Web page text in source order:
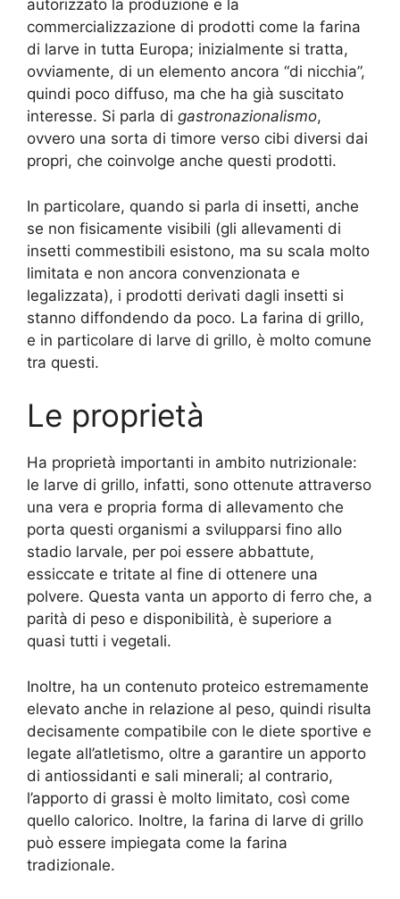
autorizzato la produzione e la
commercializzazione di prodotti come la farina
di larve in tutta Europa; inizialmente si tratta,
ovviamente, di un elemento ancora “di nicchia”,
quindi poco diffuso, ma che ha già suscitato
interesse. Si parla di gastronazionalismo,
ovvero una sorta di timore verso cibi diversi dai
propri, che coinvolge anche questi prodotti.
In particolare, quando si parla di insetti, anche
se non fisicamente visibili (gli allevamenti di
insetti commestibili esistono, ma su scala molto
limitata e non ancora convenzionata e
legalizzata), i prodotti derivati dagli insetti si
stanno diffondendo da poco. La farina di grillo,
e in particolare di larve di grillo, è molto comune
tra questi.
Le proprietà
Ha proprietà importanti in ambito nutrizionale:
le larve di grillo, infatti, sono ottenute attraverso
una vera e propria forma di allevamento che
porta questi organismi a svilupparsi fino allo
stadio larvale, per poi essere abbattute,
essiccate e tritate al fine di ottenere una
polvere. Questa vanta un apporto di ferro che, a
parità di peso e disponibilità, è superiore a
quasi tutti i vegetali.
Inoltre, ha un contenuto proteico estremamente
elevato anche in relazione al peso, quindi risulta
decisamente compatibile con le diete sportive e
legate all’atletismo, oltre a garantire un apporto
di antiossidanti e sali minerali; al contrario,
l’apporto di grassi è molto limitato, così come
quello calorico. Inoltre, la farina di larve di grillo
può essere impiegata come la farina
tradizionale.